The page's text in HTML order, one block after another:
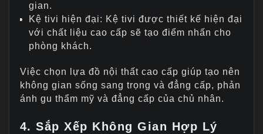
gian.
Kệ tivi hiện đại: Kệ tivi được thiết kế hiện đại
với chất liệu cao cấp sẽ tạo điểm nhấn cho
phòng khách.
Việc chọn lựa đồ nội thất cao cấp giúp tạo nên
không gian sống sang trọng và đẳng cấp, phản
ánh gu thẩm mỹ và đẳng cấp của chủ nhân.
4. Sắp Xếp Không Gian Hợp Lý